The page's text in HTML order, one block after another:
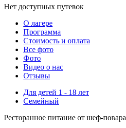
Нет доступных путевок
О лагере
Программа
Стоимость и оплата
Все фото
Фото
Видео о нас
Отзывы
Для детей 1 - 18 лет
Семейный
Ресторанное питание от шеф-повара